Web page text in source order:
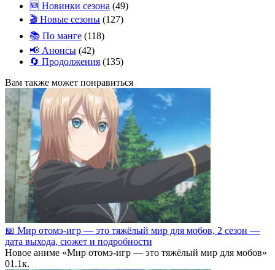
🆕 Новинки сезона (49)
🎬 Новые сезоны (127)
📚 По манге (118)
📢 Анонсы (42)
🔄 Продолжения (135)
Вам также может понравиться
📅 Мир отомэ‑игр — это тяжёлый мир для мобов, 2 сезон —
дата выхода, сюжет и подробности
Новое аниме «Мир отомэ‑игр — это тяжёлый мир для мобов»
01.1к.